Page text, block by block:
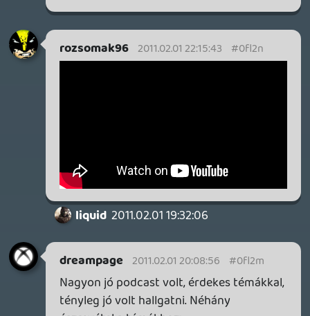
illúziórombolás:
A PODcast egyébként nagyon jó lett!!
a műsort, de a negyvenedik perc
környékén megállt a töltés. Aztán akadt
egy kis dolgom, azóta nem indítottam el
újból, biztos működni fog, de azért mégis
rákérdezek.
zaz 2011.02.01 13:24:04 #0fl2f
Elbeszélünk egymás mellett:)
Lavitz 2011.02.01 12:52:45